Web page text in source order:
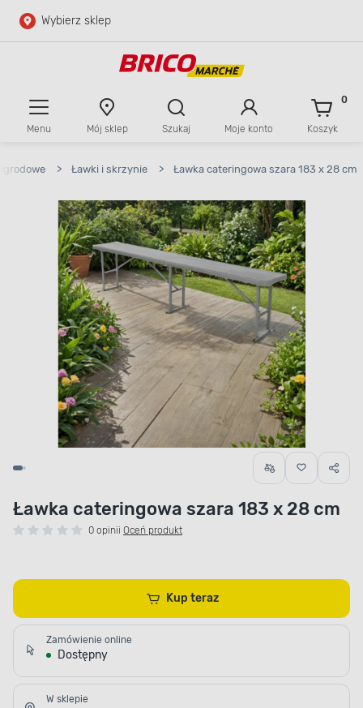
Przejdź do głównej zawartości
Wybierz sklep
Menu Mój sklep Szukaj Moje konto Koszyk
0
> Ławki i skrzynie > Ławka cateringowa szara 183 x 28 cm
Ławka cateringowa szara 183 x 28 cm
0 opinii Oceń produkt
Kup teraz
Zamówienie online
Dostępny
W sklepie